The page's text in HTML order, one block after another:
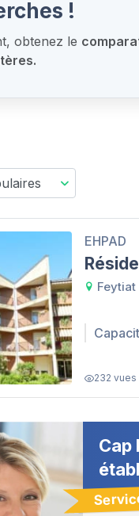
!
obtenez le
EHPAD
232 vues
Cap